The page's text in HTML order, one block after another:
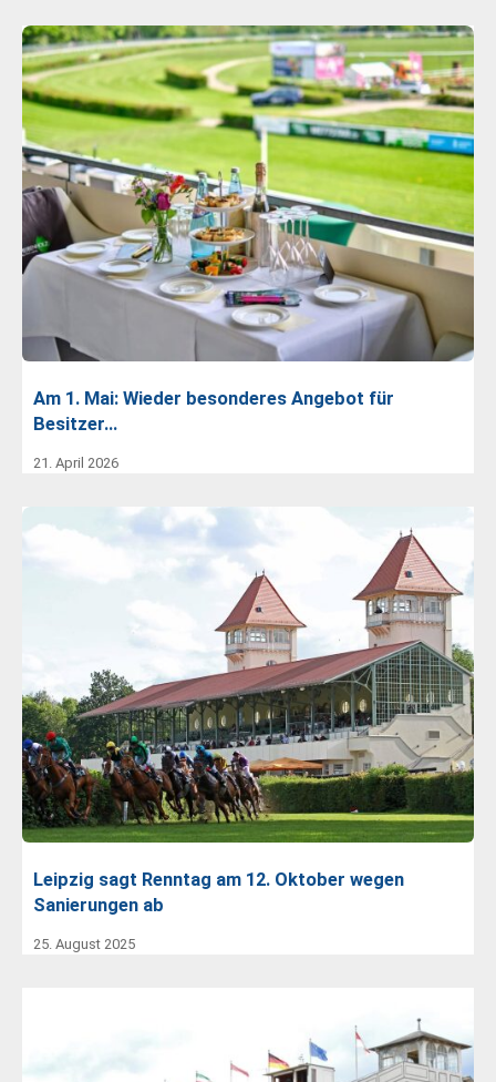
Am 1. Mai: Wieder besonderes Angebot für
Besitzer…
21. April 2026
Leipzig sagt Renntag am 12. Oktober wegen
Sanierungen ab
25. August 2025